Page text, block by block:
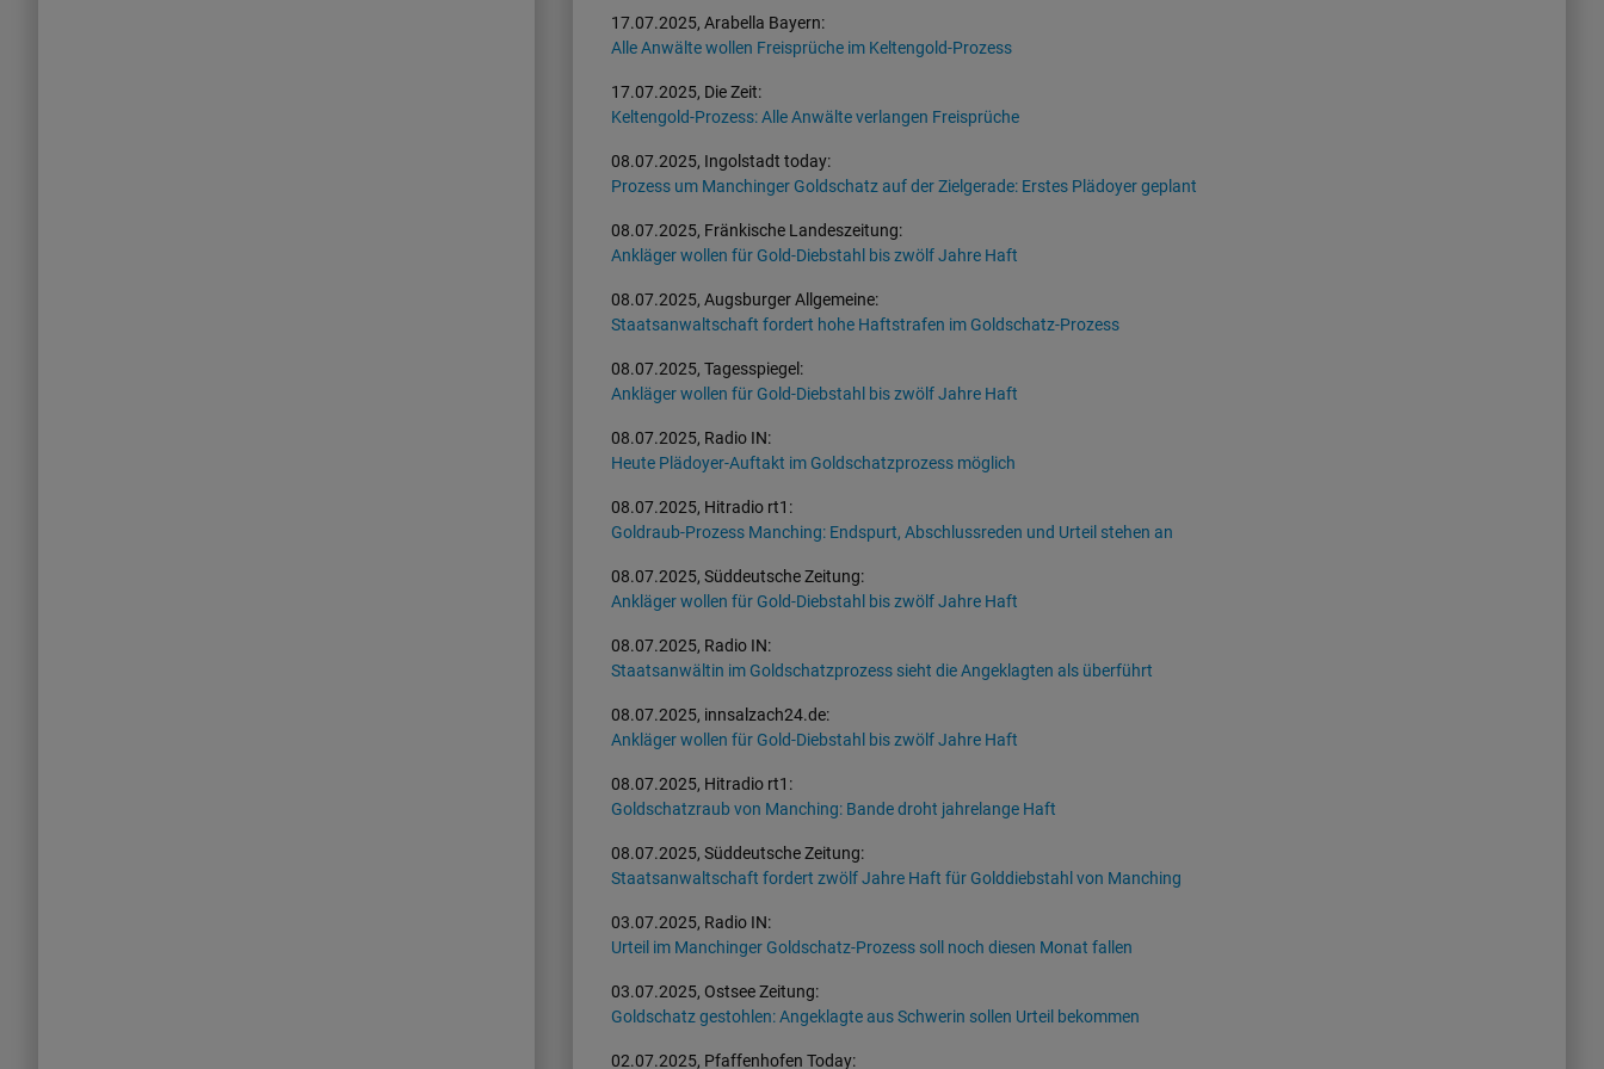
17.07.2025, Arabella Bayern:
Alle Anwälte wollen Freisprüche im Keltengold-Prozess
17.07.2025, Die Zeit:
Keltengold-Prozess: Alle Anwälte verlangen Freisprüche
08.07.2025, Ingolstadt today:
Prozess um Manchinger Goldschatz auf der Zielgerade: Erstes Plädoyer geplant
08.07.2025, Fränkische Landeszeitung:
Ankläger wollen für Gold-Diebstahl bis zwölf Jahre Haft
08.07.2025, Augsburger Allgemeine:
Staatsanwaltschaft fordert hohe Haftstrafen im Goldschatz-Prozess
08.07.2025, Tagesspiegel:
Ankläger wollen für Gold-Diebstahl bis zwölf Jahre Haft
08.07.2025, Radio IN:
Heute Plädoyer-Auftakt im Goldschatzprozess möglich
08.07.2025, Hitradio rt1:
Goldraub-Prozess Manching: Endspurt, Abschlussreden und Urteil stehen an
08.07.2025, Süddeutsche Zeitung:
Ankläger wollen für Gold-Diebstahl bis zwölf Jahre Haft
08.07.2025, Radio IN:
Staatsanwältin im Goldschatzprozess sieht die Angeklagten als überführt
08.07.2025, innsalzach24.de:
Ankläger wollen für Gold-Diebstahl bis zwölf Jahre Haft
08.07.2025, Hitradio rt1:
Goldschatzraub von Manching: Bande droht jahrelange Haft
08.07.2025, Süddeutsche Zeitung:
Staatsanwaltschaft fordert zwölf Jahre Haft für Golddiebstahl von Manching
03.07.2025, Radio IN:
Urteil im Manchinger Goldschatz-Prozess soll noch diesen Monat fallen
03.07.2025, Ostsee Zeitung:
Goldschatz gestohlen: Angeklagte aus Schwerin sollen Urteil bekommen
02.07.2025, Pfaffenhofen Today: